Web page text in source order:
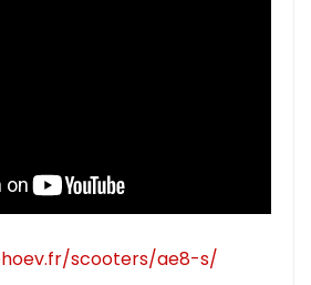
scooters/ae8-s/